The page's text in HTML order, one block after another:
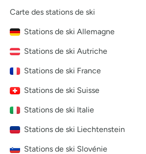
Carte des stations de ski
Stations de ski Allemagne
Stations de ski Autriche
Stations de ski France
Stations de ski Suisse
Stations de ski Italie
Stations de ski Liechtenstein
Stations de ski Slovénie